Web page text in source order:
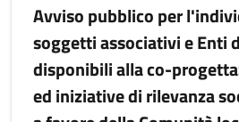
Avviso pubblico per
soggetti associativi e Enti
disponibili alla co-
ed iniziative di rilevanza